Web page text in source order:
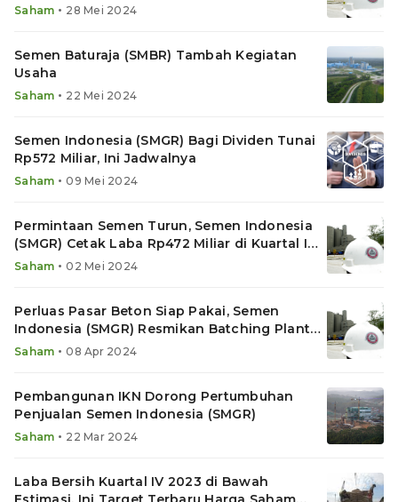
Saham • 28 Mei 2024
Semen Baturaja (SMBR) Tambah Kegiatan
Usaha
Saham • 22 Mei 2024
Semen Indonesia (SMGR) Bagi Dividen Tunai
Rp572 Miliar, Ini Jadwalnya
Saham • 09 Mei 2024
Permintaan Semen Turun, Semen Indonesia
(SMGR) Cetak Laba Rp472 Miliar di Kuartal I
2024
Saham • 02 Mei 2024
Perluas Pasar Beton Siap Pakai, Semen
Indonesia (SMGR) Resmikan Batching Plant
Subang
Saham • 08 Apr 2024
Pembangunan IKN Dorong Pertumbuhan
Penjualan Semen Indonesia (SMGR)
Saham • 22 Mar 2024
Laba Bersih Kuartal IV 2023 di Bawah